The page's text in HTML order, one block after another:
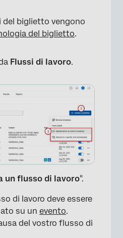
del biglietto vengono
del biglietto.
Flussi di lavoro.
un flusso di lavoro".
di lavoro deve essere
su un evento.
del vostro flusso di